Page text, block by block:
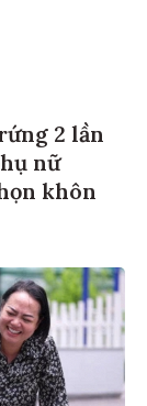
2 lần
nữ
khôn